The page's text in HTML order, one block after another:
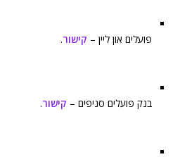
פועלים און ליין – קישור.
בנק פועלים סניפים – קישור.